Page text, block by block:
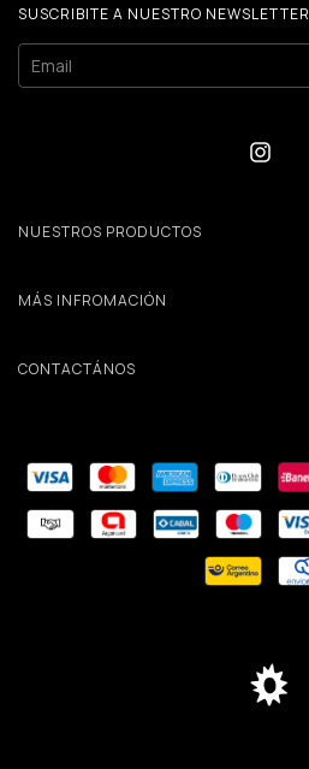
SUSCRIBITE A NUESTRO NEWSLETTER
NUESTROS PRODUCTOS
MÁS INFROMACIÓN
CONTACTÁNOS